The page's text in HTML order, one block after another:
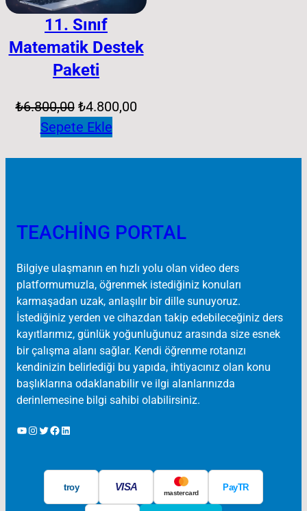
11. Sınıf
Matematik Destek
Paketi
₺6.800,00 Orijinal
fiyat:
₺4.800,00Şu
Sepete Ekle
TEACHING PORTAL
Bilgiye ulaşmanın en hızlı yolu olan video ders
platformumuzla, öğrenmek istediğiniz konuları
karmaşadan uzak, anlaşılır bir dille sunuyoruz.
İstediğiniz yerden ve cihazdan takip edebileceğiniz ders
kayıtlarımız, günlük yoğunluğunuz arasında size esnek
bir çalışma alanı sağlar. Kendi öğrenme rotanızı
kendinizin belirlediği bu yapıda, ihtiyacınız olan konu
başlıklarına odaklanabilir ve ilgi alanlarınızda
derinlemesine bilgi sahibi olabilirsiniz.
YouTube Instagram Twitter Facebook LinkedIn
troy VISA mastercard
PayTR